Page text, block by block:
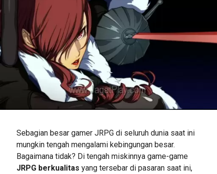
Sebagian besar gamer JRPG di seluruh dunia saat ini
mungkin tengah mengalami kebingungan besar.
Bagaimana tidak? Di tengah miskinnya game-game
JRPG berkualitas yang tersebar di pasaran saat ini,